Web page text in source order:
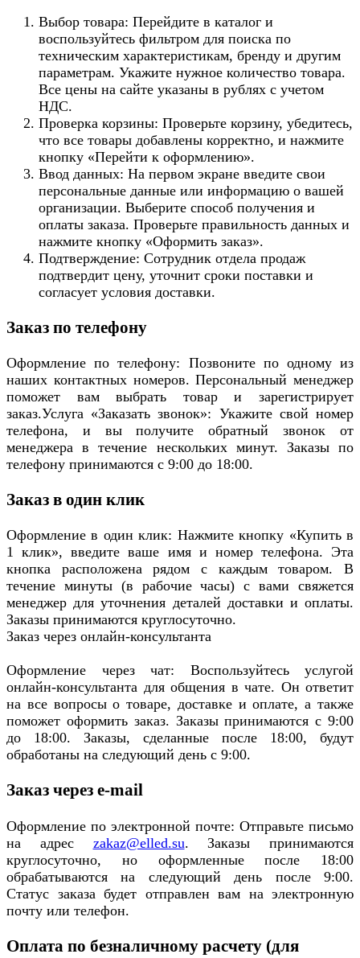
Выбор товара: Перейдите в каталог и
воспользуйтесь фильтром для поиска по
техническим характеристикам, бренду и другим
параметрам. Укажите нужное количество товара.
Все цены на сайте указаны в рублях с учетом
НДС.
Проверка корзины: Проверьте корзину, убедитесь,
что все товары добавлены корректно, и нажмите
кнопку «Перейти к оформлению».
Ввод данных: На первом экране введите свои
персональные данные или информацию о вашей
организации. Выберите способ получения и
оплаты заказа. Проверьте правильность данных и
нажмите кнопку «Оформить заказ».
Подтверждение: Сотрудник отдела продаж
подтвердит цену, уточнит сроки поставки и
согласует условия доставки.
Заказ по телефону
Оформление по телефону: Позвоните по одному из
наших контактных номеров. Персональный менеджер
поможет вам выбрать товар и зарегистрирует
заказ.Услуга «Заказать звонок»: Укажите свой номер
телефона, и вы получите обратный звонок от
менеджера в течение нескольких минут. Заказы по
телефону принимаются с 9:00 до 18:00.
Заказ в один клик
Оформление в один клик: Нажмите кнопку «Купить в
1 клик», введите ваше имя и номер телефона. Эта
кнопка расположена рядом с каждым товаром. В
течение минуты (в рабочие часы) с вами свяжется
менеджер для уточнения деталей доставки и оплаты.
Заказы принимаются круглосуточно.
Заказ через онлайн-консультанта
Оформление через чат: Воспользуйтесь услугой
онлайн-консультанта для общения в чате. Он ответит
на все вопросы о товаре, доставке и оплате, а также
поможет оформить заказ. Заказы принимаются с 9:00
до 18:00. Заказы, сделанные после 18:00, будут
обработаны на следующий день с 9:00.
Заказ через e-mail
Оформление по электронной почте: Отправьте письмо
на адрес zakaz@elled.su. Заказы принимаются
круглосуточно, но оформленные после 18:00
обрабатываются на следующий день после 9:00.
Статус заказа будет отправлен вам на электронную
почту или телефон.
Оплата по безналичному расчету (для